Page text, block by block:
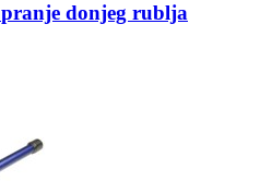
pranje donjeg rublja